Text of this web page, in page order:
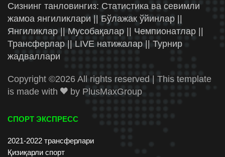
Сизнинг танловингиз: Статистика ва севимли
жамоа янгиликлари || Бўлажак ўйинлар ||
Янгиликлар || Мусобақалар || Чемпионатлар ||
Трансферлар || LIVE натижалар || Турнир
жадваллари
Copyright ©2026 All rights reserved | This template
is made with
by PlusMaxGroup
СПОРТ ЭКСПРЕСС
2021-2022 трансферлари
Қизиқарли спорт